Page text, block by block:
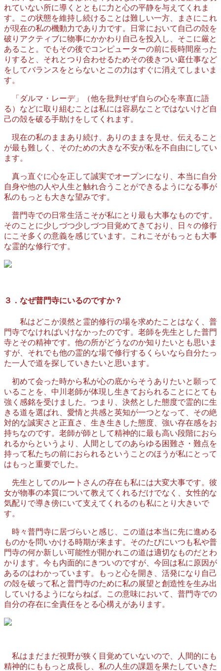
れていない所に導くとともに力と心の平静を与えてくれま
す。この状態を維持し続けることは難しい一方、まさにこれ
が現在の私の機動力であり力です。日常において自己の殻を
破りアクティブに物事にかかわり自己を投入し、そこに厳と
あること。でもその後でコンピューターの前に長時間座った
りすると、それとつり合わせるためその後きつい庭仕事など
をしてバランスをとらないとこの力はすぐに消えてしまいま
す。
「ダルマ・レーデ」（他を批判せず自らの心を率直に語
る）などに取り組むことは私には容易なことではないけど自
己の殻を破る手助けをしてくれます。
現在の私のままあり続け、ありのままを見せ、伝えること
が最も難しく、そのための大きな不安が私を不自由にしてい
ます。
真っ直ぐに心を正して誠実でオープンになり、本当に自分
自身や他の人や人生と触れ合うことができるようになる事が
私のもっとも大きな望みです。
普門寺での日常生活こそが私にとり最も大事なものです。
そのことに少しづつ少しづつ目覚めてきており、日々の修行
にこそ多くの意義を感じています。これこそがもっとも大事
な霊的な修行です。
３．なぜ普門寺にいるのですか？
私はどこか漠然と霊的修行の場を求めたことはなく、普
門寺でなければいけなかったのです。老師を先生とした普門
寺とその精神です。他の所がどうなのか知りたいとも思いま
すが、それでも他の霊的な場で修行するくらいなら自分たっ
た一人で道を探していきたいと思います。
初めて会った時から私が心の底からそうありたいと願って
いることを、中川老師が体現し生きておられることにとても
強く感銘を受けました。つまり、決然とした態度で霊的に生
きる道を選ばれ、愛情と共感と英知が一つとなって、その絶
対的な誠実さと正直さ、生き生きした態度、強い存在感をお
持ちなのです。老師が師として精神的に最も高い段階におら
れるからというより、人間としてのあらゆる困難さ・難点を
持って私たちの前におられるということのほうが私にとって
はもっと重要でした。
先生としてのルートさんの存在も私には大変大事です。彼
女が物事の本質について教えてくれるだけでなく、女性的な
気配りで導き傍にいて支えてくれるのも私にとり大きいで
す。
時々普門寺に居づらいと感じ、この道は本当に先に進める
ものかを問いかける時期が来ます。そのたびにいつも私や普
門寺の何か新しい可能性が開かれこの道は適切なものだとわ
かります。今も内面的にきついのですが、今回は私に原因が
あるのはわかっています。もっと心を開き、活発になり自己
の殻を破って私と普門寺のために私の展望と創造性を生み出
していけるようにならねば。この意味において、普門寺での
自分の存在に全責任をとる心構えがあります。
私はまだまだ視野が狭く目覚めていないので、人間的にも
精神的にももっと成長し、私の人生の課題を果たしていきた